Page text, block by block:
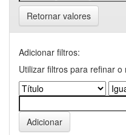
Retornar valores
Adicionar filtros:
Utilizar filtros para refinar